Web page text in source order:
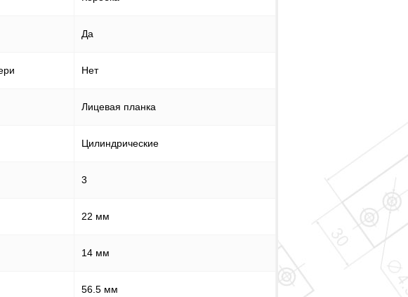
Да
Нет
Лицевая планка
Цилиндрические
3
22 мм
14 мм
56.5 мм